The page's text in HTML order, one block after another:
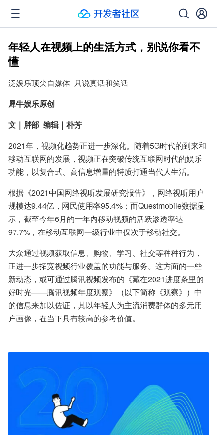
年轻人在视频上的生活方式，别说你看不
懂
泛娱乐顶尖自媒体  只说真话和笑话
犀牛娱乐原创
文｜胖部  编辑｜朴芳
2021年，视频化趋势正进一步深化。随着5G时代的到来和
移动互联网的发展，视频正在突破传统互联网时代的娱乐
功能，以复合式、高信息增量的特质打通当代人生活。
根据《2021中国网络视听发展研究报告》，网络视听用户
规模达9.44亿，网民使用率95.4%；而Questmobile数据显
示，截至今年6月的一年内移动视频的活跃渗透率达
97.7%，在移动互联网一级行业中仅次于移动社交。
大众通过视频获取信息、购物、学习、社交等种种行为，
正进一步拓宽视频行业覆盖的功能与服务。这方面的一些
新动态，或可通过腾讯视频发布的《藏在2021进度条里的
好时光——腾讯视频年度观察》（以下简称《观察》）中
的信息来加以佐证，其以年轻人为主流消费群体的多元用
户画像，在当下具有较高的参考价值。